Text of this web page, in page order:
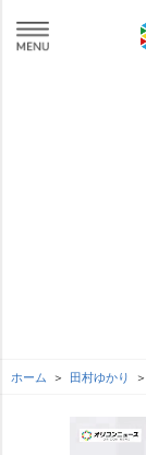
ホーム 田村ゆかり